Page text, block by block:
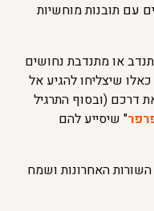
עם תובנות מוחשיות
או מתנדבת נחושים
כאלו שיצליחו להגיע אל
דרכם (ובסוף התרגיל
" שיסייע להם
האחרונות ושמח